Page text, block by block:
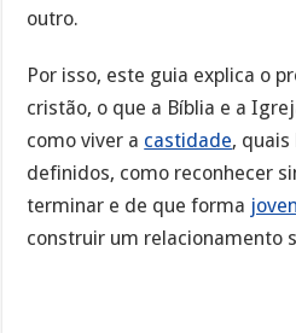
outro.
Por isso, este guia explica o
cristão, o que a Bíblia e a
como viver a castidade,
definidos, como reconhecer
terminar e de que forma
construir um relacionamento